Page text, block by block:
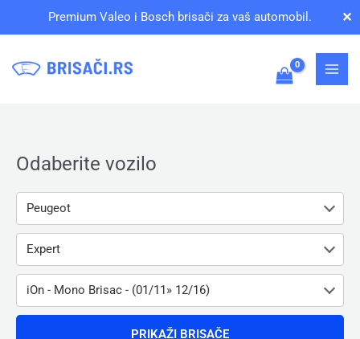
Premium Valeo i Bosch brisači za vaš automobil. ✕
Odaberite vozilo
Peugeot
Expert
iOn - Mono Brisac - (01/11» 12/16)